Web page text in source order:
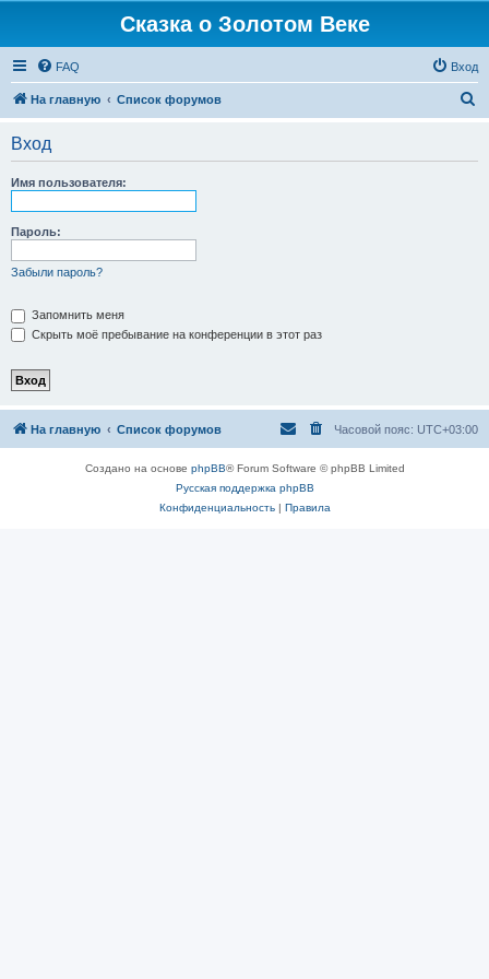
Сказка о Золотом Веке
FAQ Вход
На главную Список форумов
Вход
Имя пользователя:
Пароль:
Забыли пароль?
Запомнить меня
Скрыть моё пребывание на конференции в этот раз
На главную Список форумов Часовой пояс: UTC+03:00
Создано на основе phpBB® Forum Software © phpBB Limited
Русская поддержка phpBB
Конфиденциальность| Правила